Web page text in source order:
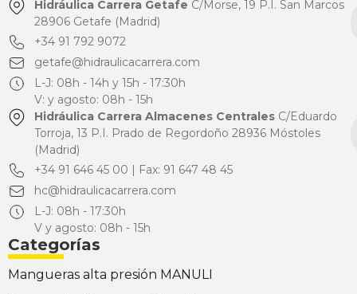
Hidráulica Carrera Getafe C/Morse, 19 P.I. San Marcos
28906 Getafe (Madrid)
+34 91 792 9072
getafe@hidraulicacarrera.com
L-J: 08h - 14h y 15h - 17:30h
V: y agosto: 08h - 15h
Hidráulica Carrera Almacenes CentralesC/Eduardo
Torroja, 13 P.I. Prado de Regordoño 28936 Móstoles
(Madrid)
+34 91 646 45 00 | Fax: 91 647 48 45
hc@hidraulicacarrera.com
L-J: 08h - 17:30h
V y agosto: 08h - 15h
Categorías
Mangueras alta presión MANULI